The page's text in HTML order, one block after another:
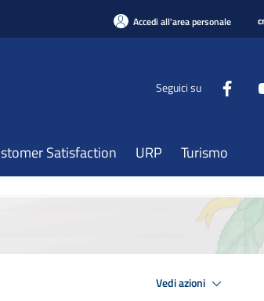
Accedi all'area personale
Seguici su
Satisfaction URP Turismo
Vedi azioni